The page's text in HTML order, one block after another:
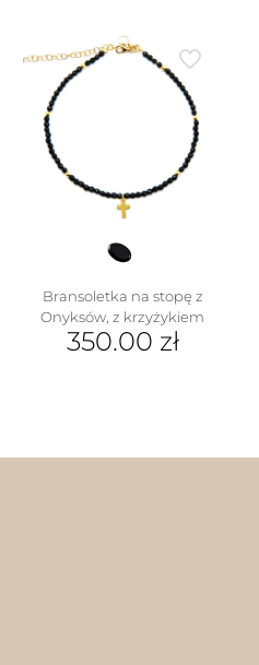
Bransoletka na stopę z
Onyksów, z krzyżykiem
350.00 zł